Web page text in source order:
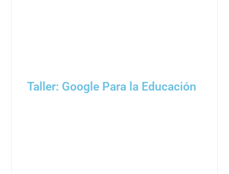
Taller: Google Para la Educación